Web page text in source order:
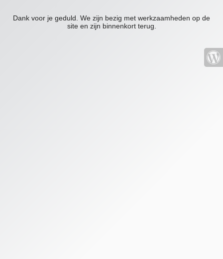
Dank voor je geduld. We zijn bezig met werkzaamheden op de
site en zijn binnenkort terug.